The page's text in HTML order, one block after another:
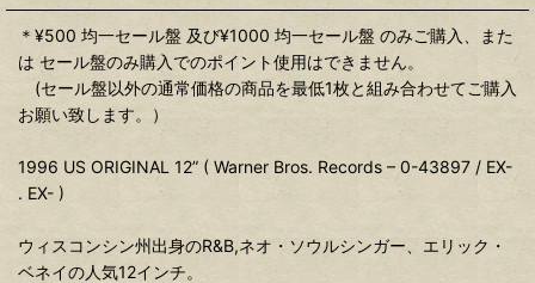
＊¥500 均一セール盤 及び¥1000 均一セール盤 のみご購入、また
は セール盤のみ購入でのポイント使用はできません。
(セール盤以外の通常価格の商品を最低1枚と組み合わせてご購入
お願い致します。）
1996 US ORIGINAL 12” ( Warner Bros. Records – 0-43897 / EX-
. EX- )
ウィスコンシン州出身のR&B,ネオ・ソウルシンガー、エリック・
ベネイの人気12インチ。